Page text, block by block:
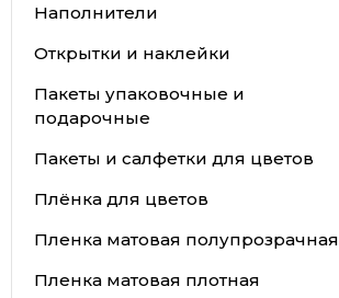
Наполнители
Открытки и наклейки
Пакеты упаковочные и
подарочные
Пакеты и салфетки для цветов
Плёнка для цветов
Пленка матовая полупрозрачная
Пленка матовая плотная